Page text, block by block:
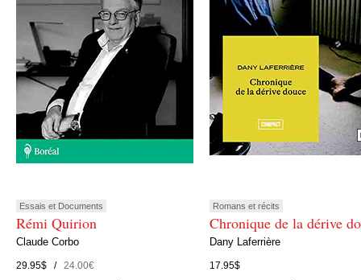
Essais et Documents
Rémi Quirion
Claude Corbo
29.95$ /24.00€
Romans et récits
Chronique de la dérive
Dany Laferrière
17.95$